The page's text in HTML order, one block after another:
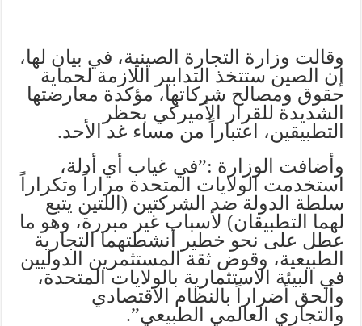
وقالت وزارة التجارة الصينية، في بيان لها،
إن الصين ستتخذ التدابير اللازمة لحماية
حقوق ومصالح شركاتها، مؤكدة معارضتها
الشديدة للقرار الأميركي بحظر
التطبيقين، اعتباراً من مساء غد الأحد.
وأضافت الوزارة :”في غياب أي أدلة،
استخدمت الولايات المتحدة مراراً وتكراراً
سلطة الدولة ضد الشركتين (اللتين يتبع
لهما التطبيقان) لأسباب غير مبررة، وهو ما
عطل على نحو خطير أنشطتهما التجارية
الطبيعية، وقوض ثقة المستثمرين الدوليين
في البيئة الاستثمارية بالولايات المتحدة،
وألحق أضراراً بالنظام الاقتصادي
والتجاري العالمي الطبيعي”.